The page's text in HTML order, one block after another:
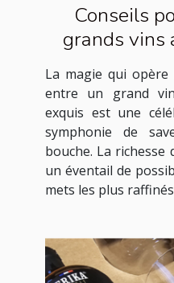
Conseils
grands vins
des
La magie qui
entre un grand
exquis est une
symphonie de
bouche. La
un éventail de
mets les plus